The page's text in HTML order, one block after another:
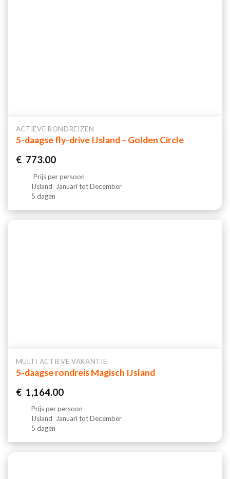
ACTIEVE RONDREIZEN
5-daagse fly-drive IJsland – Golden Circle
€ 773.00
Prijs per persoon
IJsland
Januari tot December
5 dagen
MULTI ACTIEVE VAKANTIE
5-daagse rondreis Magisch IJsland
€ 1,164.00
Prijs per persoon
IJsland Januari tot December
5 dagen